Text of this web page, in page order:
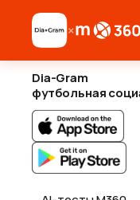
×
Dia-Gram
футбольная